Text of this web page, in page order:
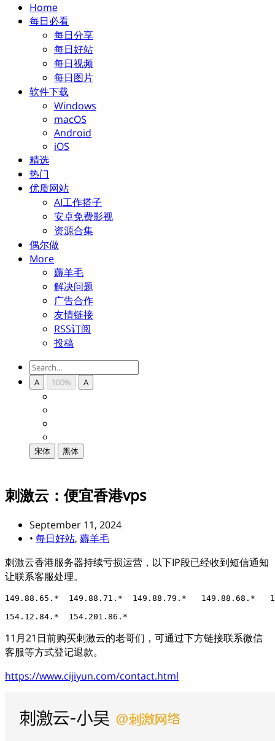
Home
每日必看
每日分享
每日好站
每日视频
每日图片
软件下载
Windows
macOS
Android
iOS
精选
热门
优质网站
AI工作搭子
安卓免费影视
资源合集
偶尔做
More
薅羊毛
解决问题
广告合作
友情链接
RSS订阅
投稿
A 100% A
宋体 黑体
刺激云：便宜香港vps
September 11, 2024
• 每日好站, 薅羊毛
刺激云香港服务器持续亏损运营，以下IP段已经收到短信通知
让联系客服处理。
149.88.65.*  149.88.71.*  149.88.79.*   149.88.68.*
11月21日前购买刺激云的老哥们，可通过下方链接联系微信
客服等方式登记退款。
https://www.cijiyun.com/contact.html